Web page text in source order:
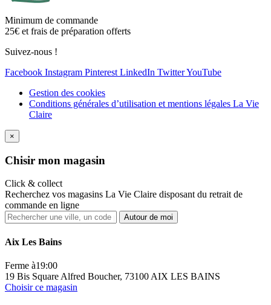
Minimum de commande
25€ et frais de préparation offerts
Suivez-nous !
Facebook Instagram Pinterest LinkedIn TwitterYouTube
Gestion des cookies
Conditions générales d’utilisation et mentions légales La Vie
Claire
×
Chisir mon magasin
Click & collect
Recherchez vos magasins La Vie Claire disposant du retrait de
commande en ligne
Autour de moi
Aix Les Bains
Ferme à19:00
19 Bis Square Alfred Boucher, 73100 AIX LES BAINS
Choisir ce magasin